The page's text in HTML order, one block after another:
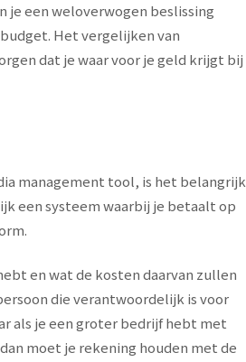
je een weloverwogen beslissing
Het vergelijken van
dat je waar voor je geld krijgt bij
management tool, is het belangrijk
een systeem waarbij je betaalt op
en wat de kosten daarvan zullen
die verantwoordelijk is voor
als je een groter bedrijf hebt met
moet je rekening houden met de